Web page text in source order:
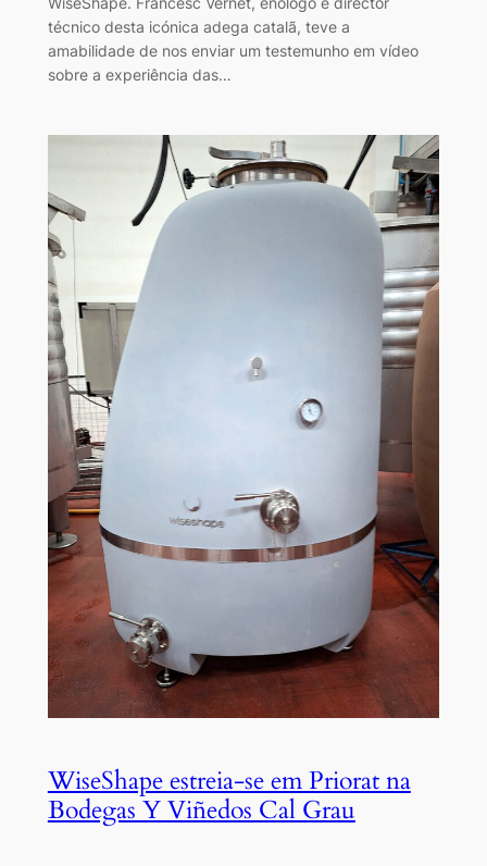
técnico desta icónica adega catalã, teve a
amabilidade de nos enviar um testemunho em vídeo
sobre a experiência das…
WiseShape estreia-se em Priorat na
Bodegas Y Viñedos Cal Grau